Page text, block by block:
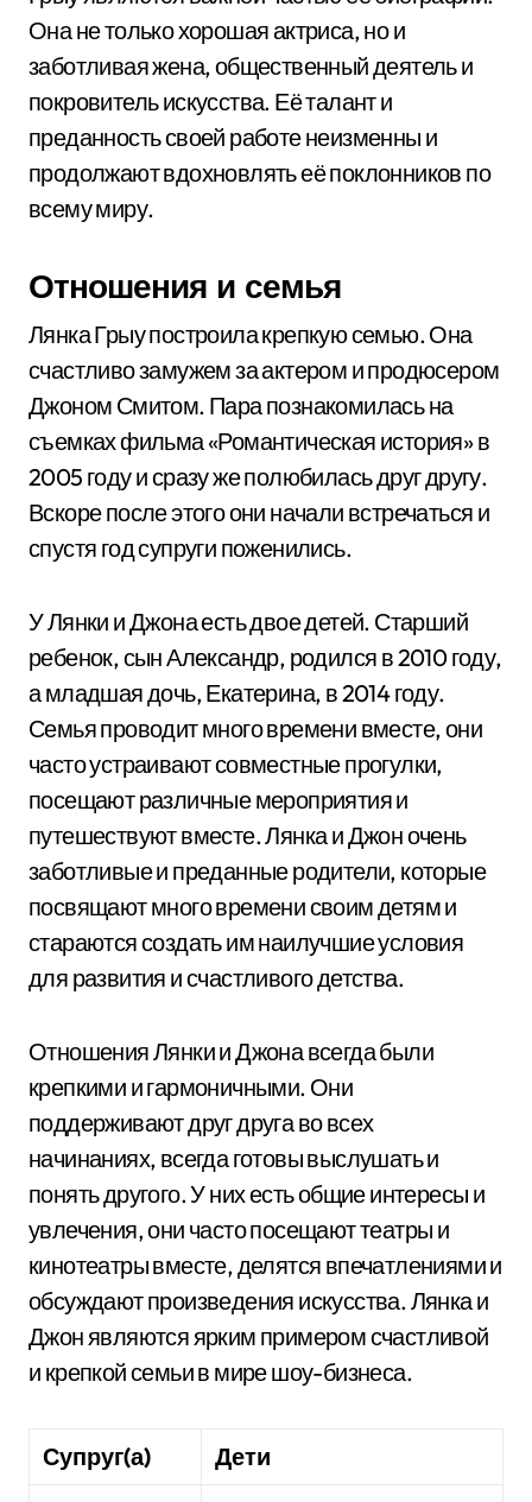
Она не только хорошая актриса, но и
заботливая жена, общественный деятель и
покровитель искусства. Её талант и
преданность своей работе неизменны и
продолжают вдохновлять её поклонников по
всему миру.
Отношения и семья
Лянка Грыу построила крепкую семью. Она
счастливо замужем за актером и продюсером
Джоном Смитом. Пара познакомилась на
съемках фильма «Романтическая история» в
2005 году и сразу же полюбилась друг другу.
Вскоре после этого они начали встречаться и
спустя год супруги поженились.
У Лянки и Джона есть двое детей. Старший
ребенок, сын Александр, родился в 2010 году,
а младшая дочь, Екатерина, в 2014 году.
Семья проводит много времени вместе, они
часто устраивают совместные прогулки,
посещают различные мероприятия и
путешествуют вместе. Лянка и Джон очень
заботливые и преданные родители, которые
посвящают много времени своим детям и
стараются создать им наилучшие условия
для развития и счастливого детства.
Отношения Лянки и Джона всегда были
крепкими и гармоничными. Они
поддерживают друг друга во всех
начинаниях, всегда готовы выслушать и
понять другого. У них есть общие интересы и
увлечения, они часто посещают театры и
кинотеатры вместе, делятся впечатлениями и
обсуждают произведения искусства. Лянка и
Джон являются ярким примером счастливой
и крепкой семьи в мире шоу-бизнеса.
Супруг(а) Дети